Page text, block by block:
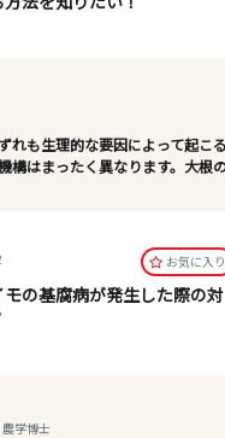
れも生理的な要因によって起こ
構はまったく異なります。大根
お気に⼊り
モの基腐病が発生した際の対
学博士